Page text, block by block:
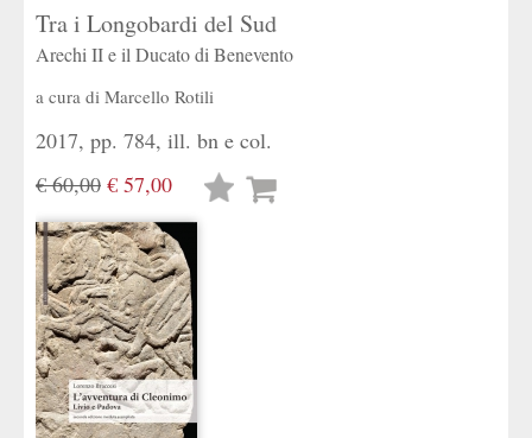
Tra i Longobardi del Sud
Arechi II e il Ducato di Benevento
a cura di Marcello Rotili
2017, pp. 784, ill. bn e col.
€ 60,00 € 57,00
Lista